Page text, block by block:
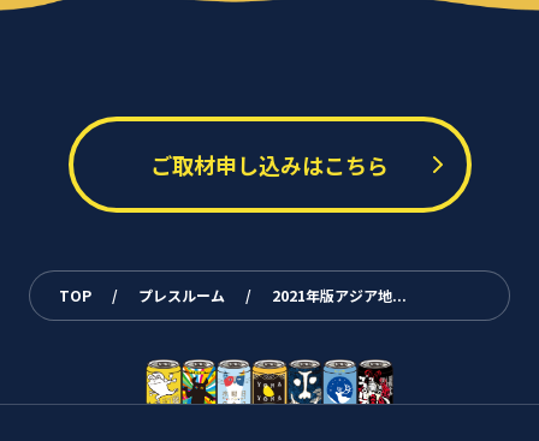
ご取材申し込みはこちら
TOP / プレスルーム / 2021年版アジア地...